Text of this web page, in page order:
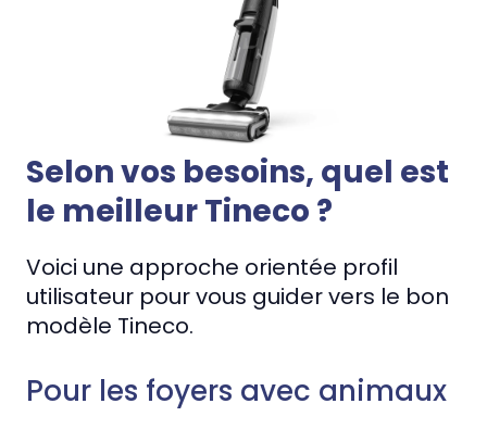
Selon vos besoins, quel est
le meilleur Tineco ?
Voici une approche orientée profil
utilisateur pour vous guider vers le bon
modèle Tineco.
Pour les foyers avec animaux